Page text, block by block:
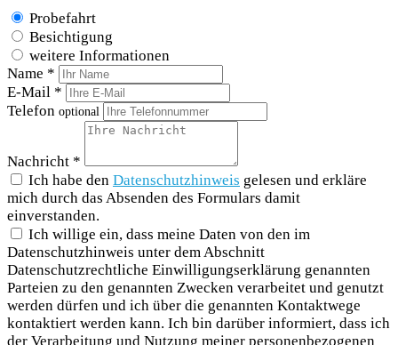
Probefahrt
Besichtigung
weitere Informationen
Name *
E-Mail *
Telefon optional
Nachricht *
Ich habe den Datenschutzhinweis gelesen und erkläre
mich durch das Absenden des Formulars damit
einverstanden.
Ich willige ein, dass meine Daten von den im
Datenschutzhinweis unter dem Abschnitt
Datenschutzrechtliche Einwilligungserklärung genannten
Parteien zu den genannten Zwecken verarbeitet und genutzt
werden dürfen und ich über die genannten Kontaktwege
kontaktiert werden kann. Ich bin darüber informiert, dass ich
der Verarbeitung und Nutzung meiner personenbezogenen